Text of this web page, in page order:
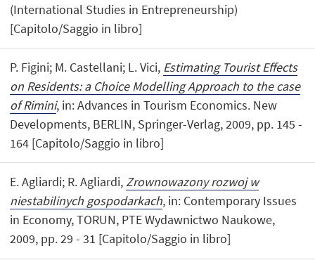
(International Studies in Entrepreneurship)
[Capitolo/Saggio in libro]
P. Figini; M. Castellani; L. Vici, Estimating Tourist Effects
on Residents: a Choice Modelling Approach to the case
of Rimini, in: Advances in Tourism Economics. New
Developments, BERLIN, Springer-Verlag, 2009, pp. 145 -
164 [Capitolo/Saggio in libro]
E. Agliardi; R. Agliardi, Zrownowazony rozwoj w
niestabilinych gospodarkach, in: Contemporary Issues
in Economy, TORUN, PTE Wydawnictwo Naukowe,
2009, pp. 29 - 31 [Capitolo/Saggio in libro]